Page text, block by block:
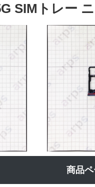
SIMトレー
商品